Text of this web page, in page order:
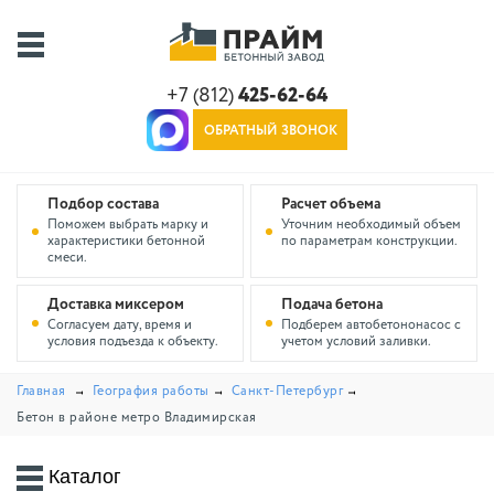
+7 (812) 425-62-64
ОБРАТНЫЙ ЗВОНОК
Подбор состава
Поможем выбрать марку и
характеристики бетонной
смеси.
Расчет объема
Уточним необходимый объем
по параметрам конструкции.
Доставка миксером
Согласуем дату, время и
условия подъезда к объекту.
Подача бетона
Подберем автобетононасос с
учетом условий заливки.
Главная География работы
Санкт-Петербург
Бетон в районе метро Владимирская
Каталог